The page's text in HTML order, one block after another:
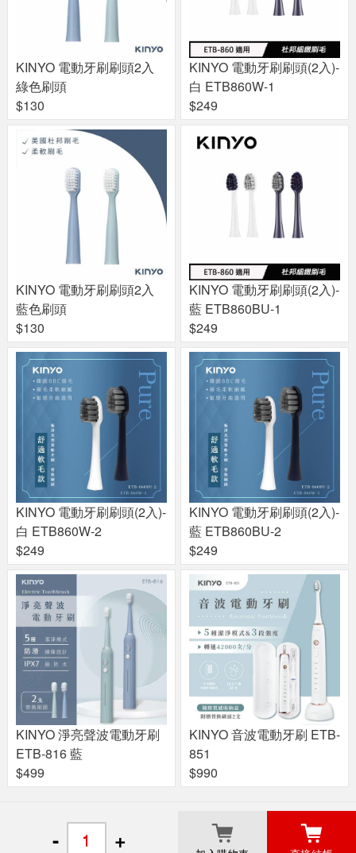
- +
KINYO 電動牙刷刷頭2入
綠色刷頭
$130
KINYO 電動牙刷刷頭(2入)-
白 ETB860W-1
$249
KINYO 電動牙刷刷頭2入
藍色刷頭
$130
KINYO 電動牙刷刷頭(2入)-
藍 ETB860BU-1
$249
KINYO 電動牙刷刷頭(2入)-
白 ETB860W-2
$249
KINYO 電動牙刷刷頭(2入)-
藍 ETB860BU-2
$249
KINYO 淨亮聲波電動牙刷
ETB-816 藍
$499
KINYO 音波電動牙刷 ETB-
851
$990
關於良興